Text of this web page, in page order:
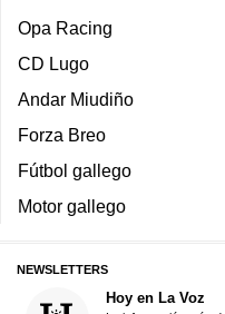
Opa Racing
CD Lugo
Andar Miudiño
Forza Breo
Fútbol gallego
Motor gallego
NEWSLETTERS
Hoy en La Voz